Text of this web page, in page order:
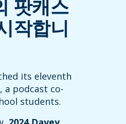
팟캐스
작합니
its eleventh
a podcast co-
students.